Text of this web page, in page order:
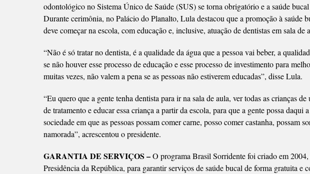
odontológico no Sistema Único de Saúde (SUS) se torna obrigatório e a saúde
Durante cerimônia, no Palácio do Planalto, Lula destacou que a promoção à saúde
deve começar na escola, com educação e, inclusive, atuação de dentistas em sala de
“Não é só tratar no dentista, é a qualidade da água que a pessoa vai beber, a
se não houver esse processo de educação e esse processo de investimento para
muitas vezes, não valem a pena se as pessoas não estiverem educadas”, disse Lula.
“Eu quero que a gente tenha dentista para ir na sala de aula, ver todas as crianças
de tratamento e educar essa criança a partir da escola, para que a gente possa daqui
sociedade em que as pessoas possam comer carne, posso comer castanha, possam
namorada”, acrescentou o presidente.
GARANTIA DE SERVIÇOS –O programa Brasil Sorridente foi criado em
Presidência da República, para garantir serviços de saúde bucal de forma gratuita e